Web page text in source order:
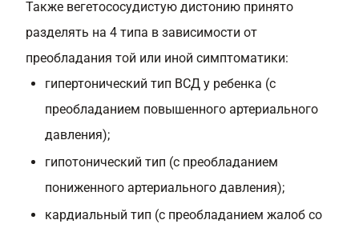
Также вегетососудистую дистонию принято
разделять на 4 типа в зависимости от
преобладания той или иной симптоматики:
гипертонический тип ВСД у ребенка (с
преобладанием повышенного артериального
давления);
гипотонический тип (с преобладанием
пониженного артериального давления);
кардиальный тип (с преобладанием жалоб со